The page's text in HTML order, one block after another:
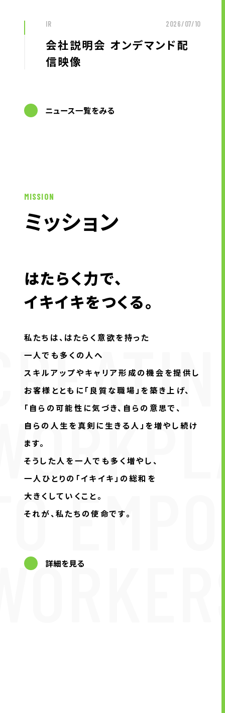
U-LIFE
ニュース
株主・投資家の皆様へ
IRライブラリ
業績・財務情報
IRニュース
IRカレンダー
免責事項
電子公告
企業情報
企業情報TOP
企業理念
長期経営ビジョン
会社概要
IR 2026/07/10
会社説明会 オンデマンド配
信映像
ニュース一覧をみる
MISSION
ミッション
はたらく力で、
イキイキをつくる。
私たちは、はたらく意欲を持った
一人でも多くの人へ
スキルアップやキャリア形成の機会を提供し
お客様とともに「良質な職場」を築き上げ、
「自らの可能性に気づき、自らの意思で、
自らの人生を真剣に生きる人」を増やし続け
ます。
そうした人を一人でも多く増やし、
一人ひとりの「イキイキ」の総和を
大きくしていくこと。
それが、私たちの使命です。
詳細を見る